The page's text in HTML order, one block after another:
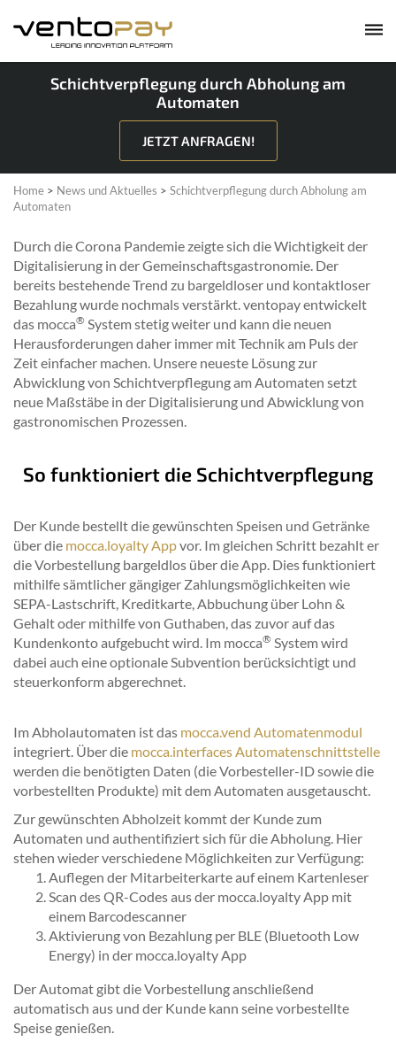
Schichtverpflegung durch Abholung am
Automaten
JETZT ANFRAGEN!
Home > News und Aktuelles > Schichtverpflegung durch Abholung am
Automaten
Durch die Corona Pandemie zeigte sich die Wichtigkeit der
Digitalisierung in der Gemeinschaftsgastronomie. Der
bereits bestehende Trend zu bargeldloser und kontaktloser
Bezahlung wurde nochmals verstärkt. ventopay entwickelt
das mocca® System stetig weiter und kann die neuen
Herausforderungen daher immer mit Technik am Puls der
Zeit einfacher machen. Unsere neueste Lösung zur
Abwicklung von Schichtverpflegung am Automaten setzt
neue Maßstäbe in der Digitalisierung und Abwicklung von
gastronomischen Prozessen.
So funktioniert die Schichtverpflegung
Der Kunde bestellt die gewünschten Speisen und Getränke
über die mocca.loyalty Appvor. Im gleichen Schritt bezahlt er
die Vorbestellung bargeldlos über die App. Dies funktioniert
mithilfe sämtlicher gängiger Zahlungsmöglichkeiten wie
SEPA-Lastschrift, Kreditkarte, Abbuchung über Lohn &
Gehalt oder mithilfe von Guthaben, das zuvor auf das
Kundenkonto aufgebucht wird. Im mocca® System wird
dabei auch eine optionale Subvention berücksichtigt und
steuerkonform abgerechnet.
Im Abholautomaten ist das mocca.vend Automatenmodul
integriert. Über die mocca.interfaces Automatenschnittstelle
werden die benötigten Daten (die Vorbesteller-ID sowie die
vorbestellten Produkte) mit dem Automaten ausgetauscht.
Zur gewünschten Abholzeit kommt der Kunde zum
Automaten und authentifiziert sich für die Abholung. Hier
stehen wieder verschiedene Möglichkeiten zur Verfügung:
Auflegen der Mitarbeiterkarte auf einem Kartenleser
Scan des QR-Codes aus der mocca.loyalty App mit
einem Barcodescanner
Aktivierung von Bezahlung per BLE (Bluetooth Low
Energy) in der mocca.loyalty App
Der Automat gibt die Vorbestellung anschließend
automatisch aus und der Kunde kann seine vorbestellte
Speise genießen.